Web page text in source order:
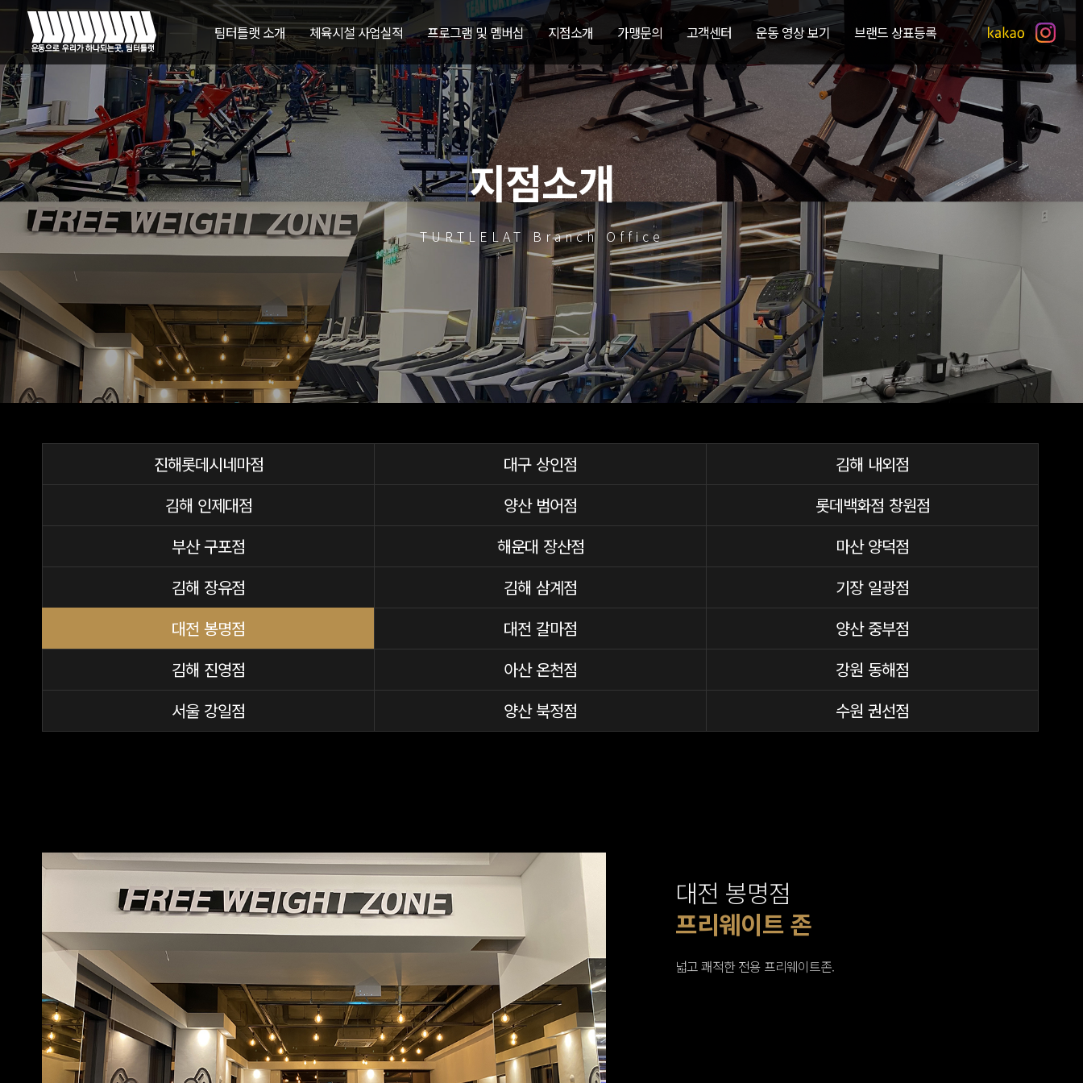
팀터틀랫 소개 체육시설 사업실적 프로그램 및 멤버십 지점소개 가맹문의 고객센터 운동 영상 보기 브랜드 상표등록
지점소개
TURTLELAT Branch Office
진해롯데시네마점 대구 상인점
김해 내외점
김해 인제대점
양산 범어점
롯데백화점 창원점
부산 구포점
해운대 장산점
마산 양덕점
김해 장유점
김해 삼계점
기장 일광점
대전 봉명점
대전 갈마점
양산 중부점
김해 진영점
아산 온천점
강원 동해점
서울 강일점
양산 북정점 수원 권선점
머신 존
머신 존
대전 봉명점
프리웨이트 존
넓고 쾌적한 전용 프리웨이트존.
유산소 존
스트레칭 존
샤워부스
탈의실
플레이트머신 존